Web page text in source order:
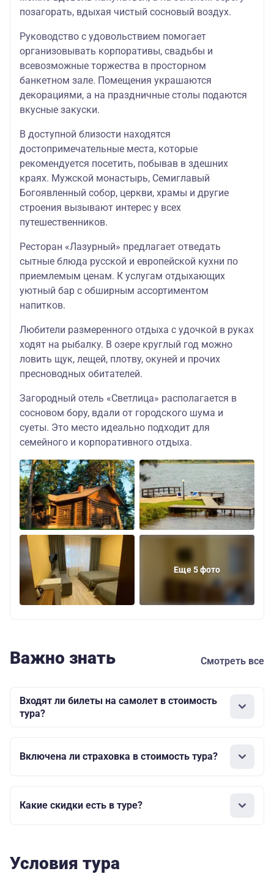
позагорать, вдыхая чистый сосновый воздух.
Руководство с удовольствием помогает
организовывать корпоративы, свадьбы и
всевозможные торжества в просторном
банкетном зале. Помещения украшаются
декорациями, а на праздничные столы подаются
вкусные закуски.
В доступной близости находятся
достопримечательные места, которые
рекомендуется посетить, побывав в здешних
краях. Мужской монастырь, Семиглавый
Богоявленный собор, церкви, храмы и другие
строения вызывают интерес у всех
путешественников.
Ресторан «Лазурный» предлагает отведать
сытные блюда русской и европейской кухни по
приемлемым ценам. К услугам отдыхающих
уютный бар с обширным ассортиментом
напитков.
Любители размеренного отдыха с удочкой в руках
ходят на рыбалку. В озере круглый год можно
ловить щук, лещей, плотву, окуней и прочих
пресноводных обитателей.
Загородный отель «Светлица» располагается в
сосновом бору, вдали от городского шума и
суеты. Это место идеально подходит для
семейного и корпоративного отдыха.
Еще 5 фото
Важно знать Смотреть все
Входят ли билеты на самолет в стоимость
тура?
Включена ли страховка в стоимость тура?
Какие скидки есть в туре?
Условия тура